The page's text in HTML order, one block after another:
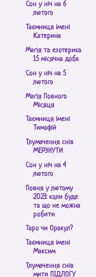
Сон у ніч на 6
лютого
Таємниця імені
Катерина
Магія та езотерика
15 місячна доба
Сон у ніч на 5
лютого
Магія Повного
Місяця
Таємниця імені
Тимофій
Тлумачення снів
МЕРЗНУТИ
Сон у ніч на 4
лютого
Повня у лютому
2023: коли буде
та що не можна
робити
Таро чи Оракул?
Таємниця імені
Максим
Тлумачення снів
мити ПІДЛОГУ